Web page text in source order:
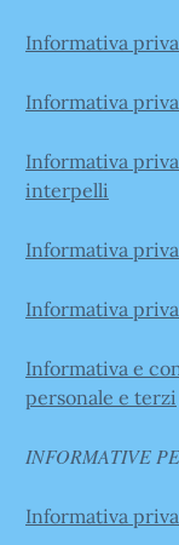
Informativa
Informativa
Informativa
interpelli
Informativa
Informativa
Informativa e
personale e terzi
INFORMATIVE
Informativa